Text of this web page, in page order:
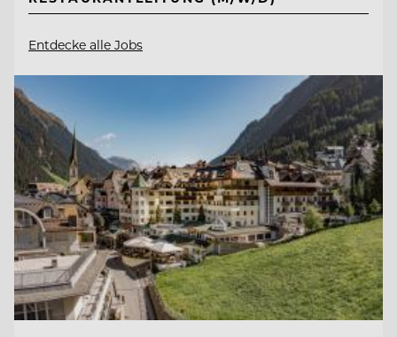
Entdecke alle Jobs